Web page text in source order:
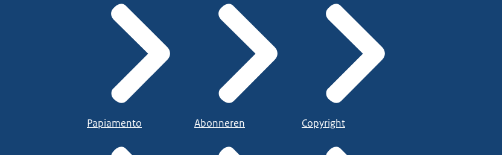
Papiamento Abonneren Copyright